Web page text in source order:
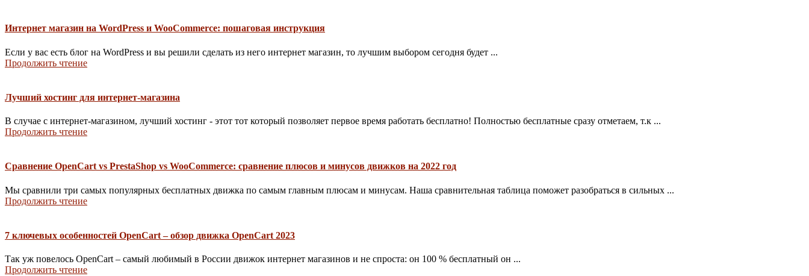
Интернет магазин на WordPress и WooCommerce: пошаговая инструкция
Если у вас есть блог на WordPress и вы решили сделать из него интернет магазин, то лучшим выбором сегодня будет ...
Продолжить чтение
Лучший хостинг для интернет-магазина
В случае с интернет-магазином, лучший хостинг - этот тот который позволяет первое время работать бесплатно! Полностью бесплатные сразу отметаем, т.к ...
Продолжить чтение
Сравнение OpenCart vs PrestaShop vs WooCommerce: сравнение плюсов и минусов движков на 2022 год
Мы сравнили три самых популярных бесплатных движка по самым главным плюсам и минусам. Наша сравнительная таблица поможет разобраться в сильных ...
Продолжить чтение
7 ключевых особенностей OpenCart – обзор движка OpenCart 2023
Так уж повелось OpenCart – самый любимый в России движок интернет магазинов и не спроста: он 100 % бесплатный он ...
Продолжить чтение